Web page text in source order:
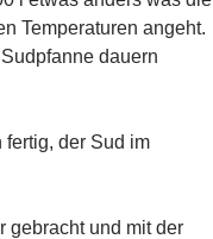
Temperaturen angeht.
dauern
fertig, der Sud im
gebracht und mit der